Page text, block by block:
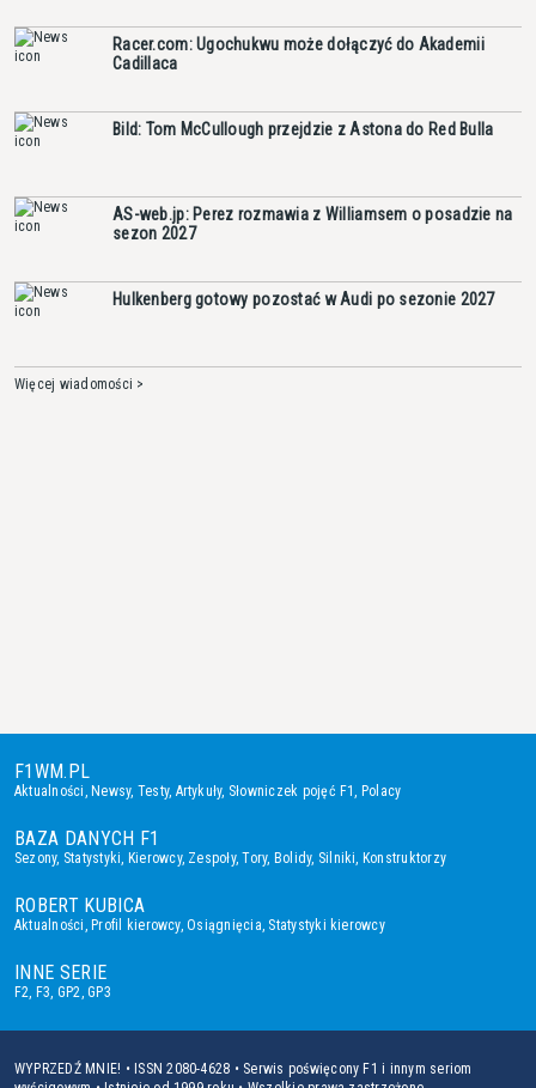
Racer.com: Ugochukwu może dołączyć do Akademii
Cadillaca
Bild: Tom McCullough przejdzie z Astona do Red Bulla
AS-web.jp: Perez rozmawia z Williamsem o posadzie na
sezon 2027
Hulkenberg gotowy pozostać w Audi po sezonie 2027
Więcej wiadomości >
F1WM.PL
Aktualności,Newsy, Testy, Artykuły, Słowniczek pojęć F1, Polacy
BAZA DANYCH F1
Sezony, Statystyki, Kierowcy, Zespoły,Tory, Bolidy, Silniki, Konstruktorzy
ROBERT KUBICA
Aktualności,Profil kierowcy,Osiągnięcia, Statystyki kierowcy
INNE SERIE
F2, F3, GP2,GP3
WYPRZEDŹ MNIE! • ISSN 2080-4628 • Serwis poświęcony F1 i innym seriom